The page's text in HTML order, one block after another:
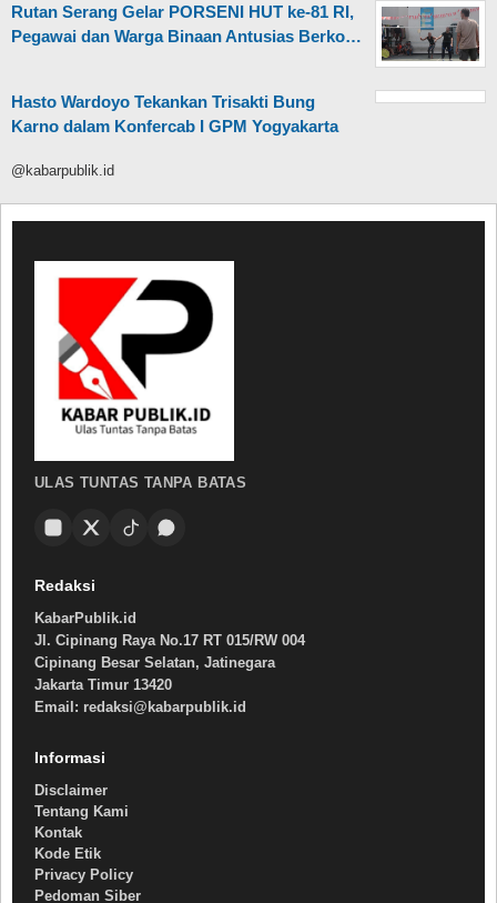
Rutan Serang Gelar PORSENI HUT ke-81 RI,
Pegawai dan Warga Binaan Antusias Berko…
Hasto Wardoyo Tekankan Trisakti Bung
Karno dalam Konfercab I GPM Yogyakarta
@kabarpublik.id
ULAS TUNTAS TANPA BATAS
Redaksi
KabarPublik.id
Jl. Cipinang Raya No.17 RT 015/RW 004
Cipinang Besar Selatan, Jatinegara
Jakarta Timur 13420
Email: redaksi@kabarpublik.id
Informasi
Disclaimer
Tentang Kami
Kontak
Kode Etik
Privacy Policy
Pedoman Siber